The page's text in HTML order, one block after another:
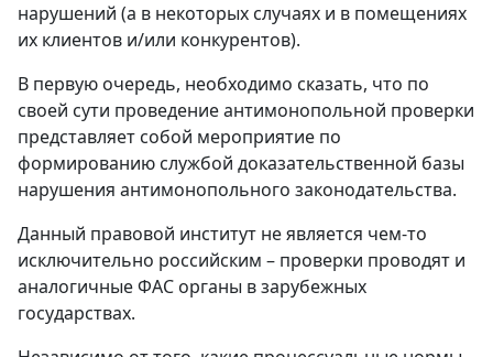
нарушений (а в некоторых случаях и в помещениях
их клиентов и/или конкурентов).
В первую очередь, необходимо сказать, что по
своей сути проведение антимонопольной проверки
представляет собой мероприятие по
формированию службой доказательственной базы
нарушения антимонопольного законодательства.
Данный правовой институт не является чем-то
исключительно российским – проверки проводят и
аналогичные ФАС органы в зарубежных
государствах.